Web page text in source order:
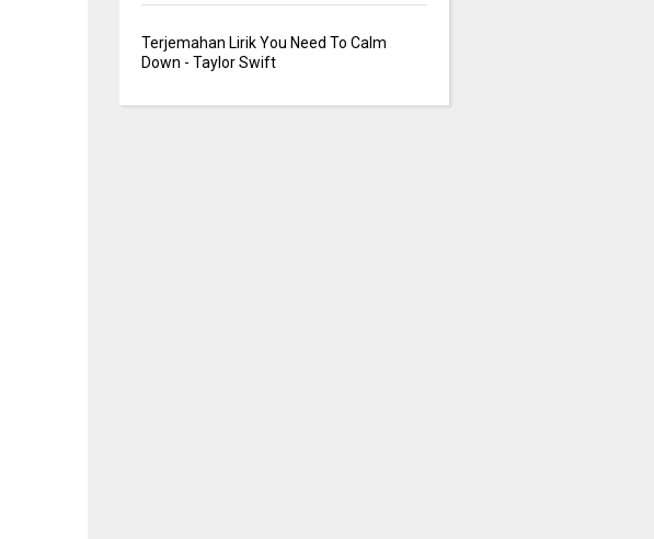
Terjemahan Lirik You Need To Calm
Down - Taylor Swift